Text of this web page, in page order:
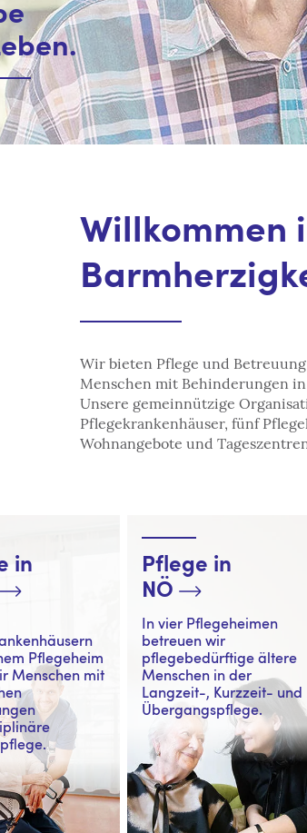
Willkommen
Wir bieten Pflege und
Menschen mit Behinderungen
Unsere gemeinnützige
Pflegekrankenhäuser, fünf
Wohnangebote und
in
Pflegeheim
Menschen mit
Pflege in
NÖ
In vier Pflegeheimen
betreuen wir
pflegebedürftige ältere
Menschen in der
Langzeit-, Kurzzeit- und
Übergangspflege.